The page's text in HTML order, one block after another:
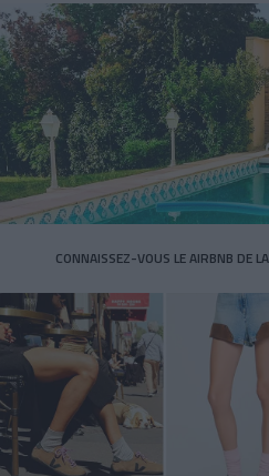
CONNAISSEZ-VOUS LE AIRBNB DE